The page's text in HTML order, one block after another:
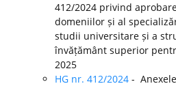
412/2024 privind
domeniilor și al
studii universitare și a
învățământ superior
2025
HG nr. 412/2024 -